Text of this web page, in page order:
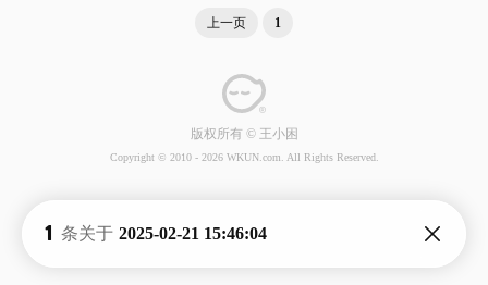
1 条关于 2025-02-21 15:46:04
上一页 1
版权所有 © 王小困
Copyright © 2010 - 2026 WKUN.com. All Rights Reserved.